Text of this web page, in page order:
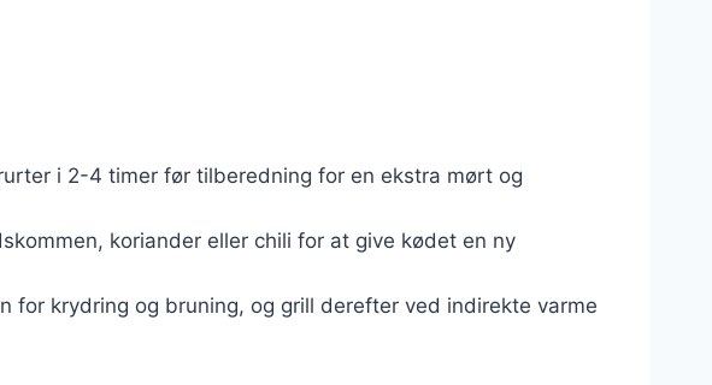
i 2-4 timer før tilberedning for en ekstra mørt og
koriander eller chili for at give kødet en ny
for krydring og bruning, og grill derefter ved indirekte varme